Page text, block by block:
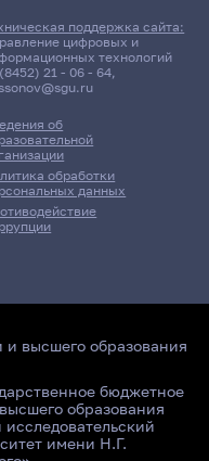
об
обработки
данных
поддержка сайта:
цифровых и
технологий
21 - 06 - 64,
высшего образования
бюджетное
образования
имени Н.Г.